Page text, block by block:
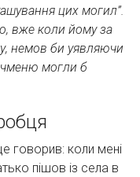
цих могил”.
вже коли йому за
немов би уявляючи
могли б
говорив: коли мені
пішов із села в